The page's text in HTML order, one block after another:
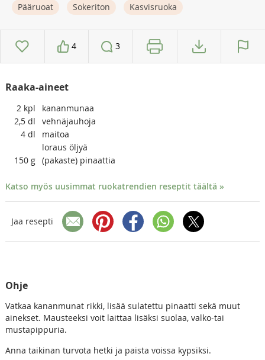
Pääruoat Sokeriton Kasvisruoka
4 3
Raaka-aineet
2 kpl
kananmunaa
2,5 dl
vehnäjauhoja
4 dl
maitoa
loraus öljyä
150 g (pakaste) pinaattia
Katso myös uusimmat ruokatrendien reseptit täältä »
Jaa resepti
Ohje
Vatkaa kananmunat rikki, lisää sulatettu pinaatti sekä muut
ainekset. Mausteeksi voit laittaa lisäksi suolaa, valko-tai
mustapippuria.
Anna taikinan turvota hetki ja paista voissa kypsiksi.